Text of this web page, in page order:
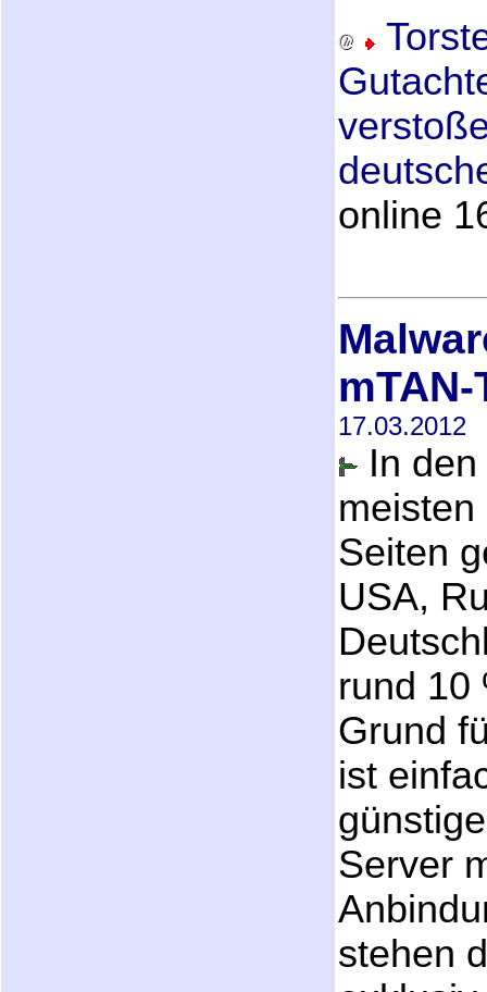
online
17.03.2012
In
Seiten
USA,
rund 10
Grund
ist
Server
stehen